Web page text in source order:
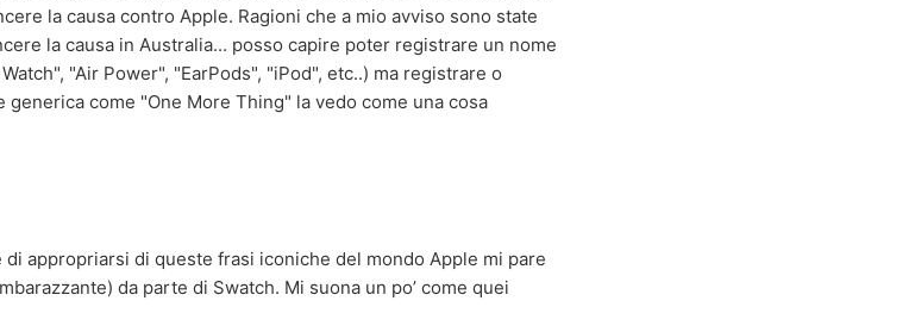
la causa contro Apple. Ragioni che a mio avviso sono state
la causa in Australia... posso capire poter registrare un nome
"Air Power", "EarPods", "iPod", etc..) ma registrare o
come "One More Thing" la vedo come una cosa
appropriarsi di queste frasi iconiche del mondo Apple mi pare
da parte di Swatch. Mi suona un po’ come quei